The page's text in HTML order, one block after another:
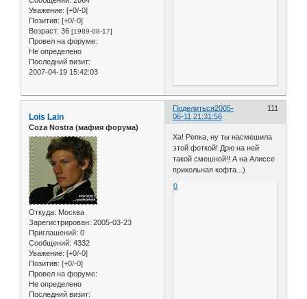
Уважение: [+0/-0]
Позитив: [+0/-0]
Возраст: 36 [1989-08-17]
Провел на форуме:
Не определено
Последний визит:
2007-04-19 15:42:03
Поделиться 111
2005-
06-11 21:31:56
Lois Lain
Coza Nostra (мафия форума)
Откуда: Москва
Зарегистрирован: 2005-03-23
Приглашений: 0
Сообщений: 4332
Уважение: [+0/-0]
Позитив: [+0/-0]
Провел на форуме:
Не определено
Последний визит:
Ха! Репка, ну ты насмешила
этой фоткой! Дрю на ней
такой смешной!! А на Алиссе
прикольная кофта...)
0